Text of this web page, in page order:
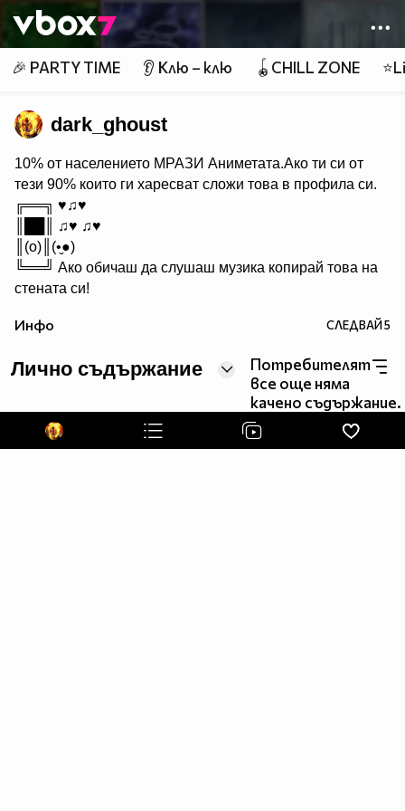
Member of
👾
🎉 PARTY TIME 👂 Клю – клю 🪀CHILL ZONE
dark_ghoust
10% от населението МРАЗИ Aниметата.Ако ти си от
тези 90% които ги харесват сложи това в профила си.
╔══╗ ♥♫♥
║██║ ♫♥ ♫♥
║(o)║(•̬●)
╚══╝ Ако обичаш да слушаш музика копирай това на
стената си!
Инфо СЛЕДВАЙ5
Лично съдържание
Потребителят
все още няма
качено съдържание.